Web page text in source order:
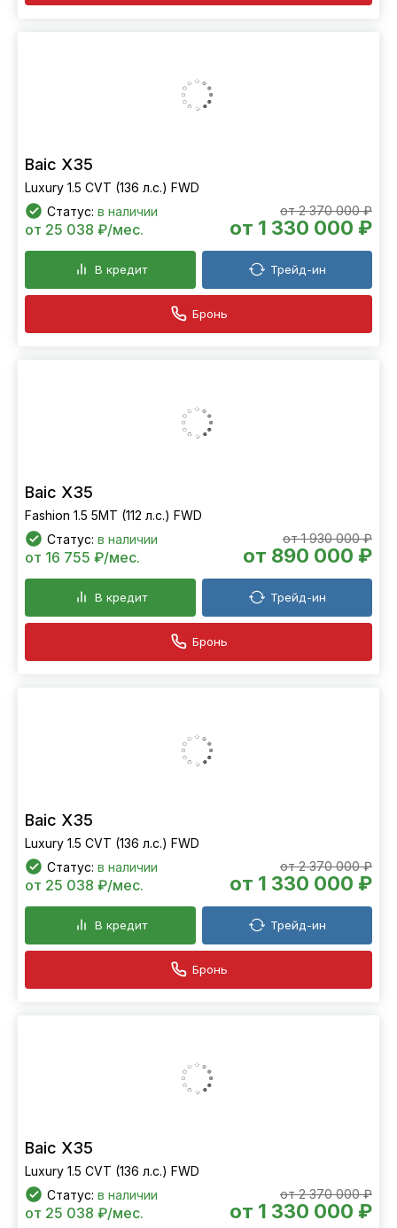
Baic X35
Luxury 1.5 CVT (136 л.с.) FWD
Статус: в наличии от 2 370 000 ₽
от 1 330 000 ₽
от 25 038 ₽/мес.
В кредит Трейд-ин
Бронь
Baic X35
Fashion 1.5 5MT (112 л.с.) FWD
Статус: в наличии от 1 930 000 ₽
от 890 000 ₽
от 16 755 ₽/мес.
В кредит Трейд-ин
Бронь
Baic X35
Luxury 1.5 CVT (136 л.с.) FWD
Статус: в наличии от 2 370 000 ₽
от 1 330 000 ₽
от 25 038 ₽/мес.
В кредит Трейд-ин
Бронь
Baic X35
Luxury 1.5 CVT (136 л.с.) FWD
Статус: в наличии от 2 370 000 ₽
от 1 330 000 ₽
от 25 038 ₽/мес.